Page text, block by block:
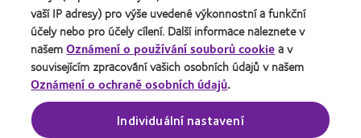
Oznámení o používání souborů cookie
Podmínky poskytování služeb
Pravidla zasílání komentářů
Správa nastavení souhlasu
vaší IP adresy) pro výše uvedené výkonnostní a funkční
účely nebo pro účely cílení. Další informace naleznete v
našemOznámení o používání souborů cookiea v
souvisejícím zpracování vašich osobních údajů v našem
Oznámení o ochraně osobních údajů.
Individuální nastavení